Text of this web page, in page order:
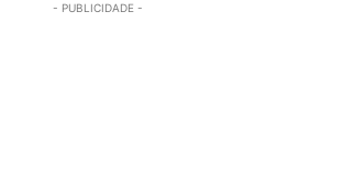
- PUBLICIDADE -